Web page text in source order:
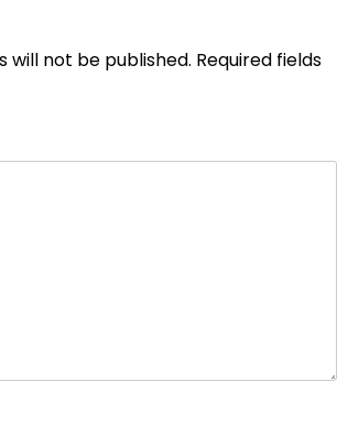
will not be published. Required fields